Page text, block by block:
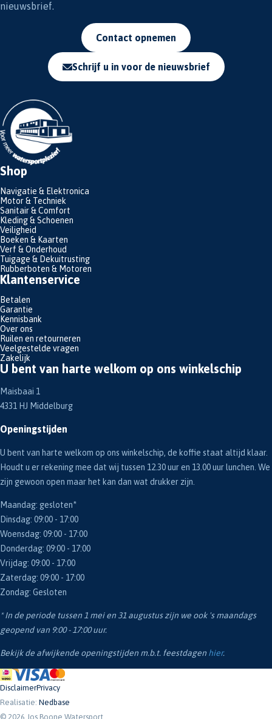
nieuwsbrief.
Contact opnemen
Schrijf u in voor de nieuwsbrief
Shop
Navigatie & Elektronica
Motor & Techniek
Sanitair & Comfort
Kleding & Schoenen
Veiligheid
Boeken & Kaarten
Verf & Onderhoud
Tuigage & Dekuitrusting
Rubberboten & Motoren
Klantenservice
Betalen
Garantie
Kennisbank
Over ons
Ruilen en retourneren
Veelgestelde vragen
Zakelijk
U bent van harte welkom op ons winkelschip
Maisbaai 1
4331 HJ Middelburg
Openingstijden
U bent van harte welkom op ons winkelschip, de koffie staat altijd klaar.
Houdt u er rekening mee dat wij tussen 12.30 uur en 13.00 uur lunchen. We
zijn gewoon open maar het kan dan wat drukker zijn.
Maandag: gesloten*
Dinsdag: 09:00 - 17:00
Woensdag: 09:00 - 17:00
Donderdag: 09:00 - 17:00
Vrijdag: 09:00 - 17:00
Zaterdag: 09:00 - 17:00
Zondag: Gesloten
* In de periode tussen 1 mei en 31 augustus zijn we ook 's maandags
geopend van 9:00 - 17:00 uur.
Bekijk de afwijkende openingstijden m.b.t. feestdagen hier.
© 2026 Jos Boone Watersport
DisclaimerPrivacy
Realisatie: Nedbase